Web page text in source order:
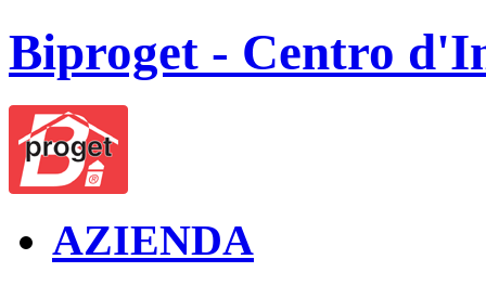
Biproget - Centro
AZIENDA